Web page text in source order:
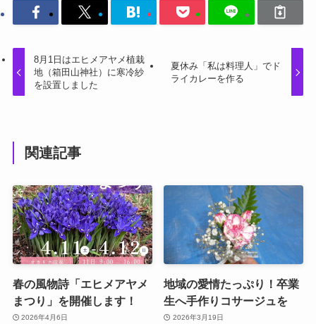
8月1日はエヒメアヤメ植栽
地（箱田山神社）に寒冷紗
を設置しました
夏休み「私は料理人」でド
ライカレーを作る
関連記事
春の風物詩「エヒメアヤメ
まつり」を開催します！
2026年4月6日
地域の愛情たっぷり！卒業
生へ手作りコサージュを
2026年3月19日